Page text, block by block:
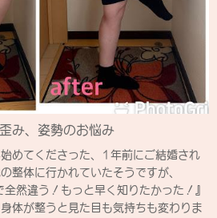
み、姿勢のお悩み
めてくださった、1年前にご結婚され
整体に行かれていたそうですが、
然違う！もっと早く知りたかった！』
体が整うと見た目も気持ちも変わりま